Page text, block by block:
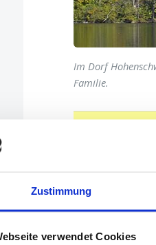
Zustimmung
verwendet Cookies
Im Dorf
Familie.
Tickets